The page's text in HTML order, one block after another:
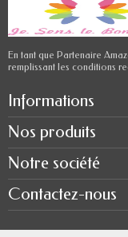
En tant que Partenaire
remplissant les conditions
Informations
Nos produits
Notre société
Contactez-nous